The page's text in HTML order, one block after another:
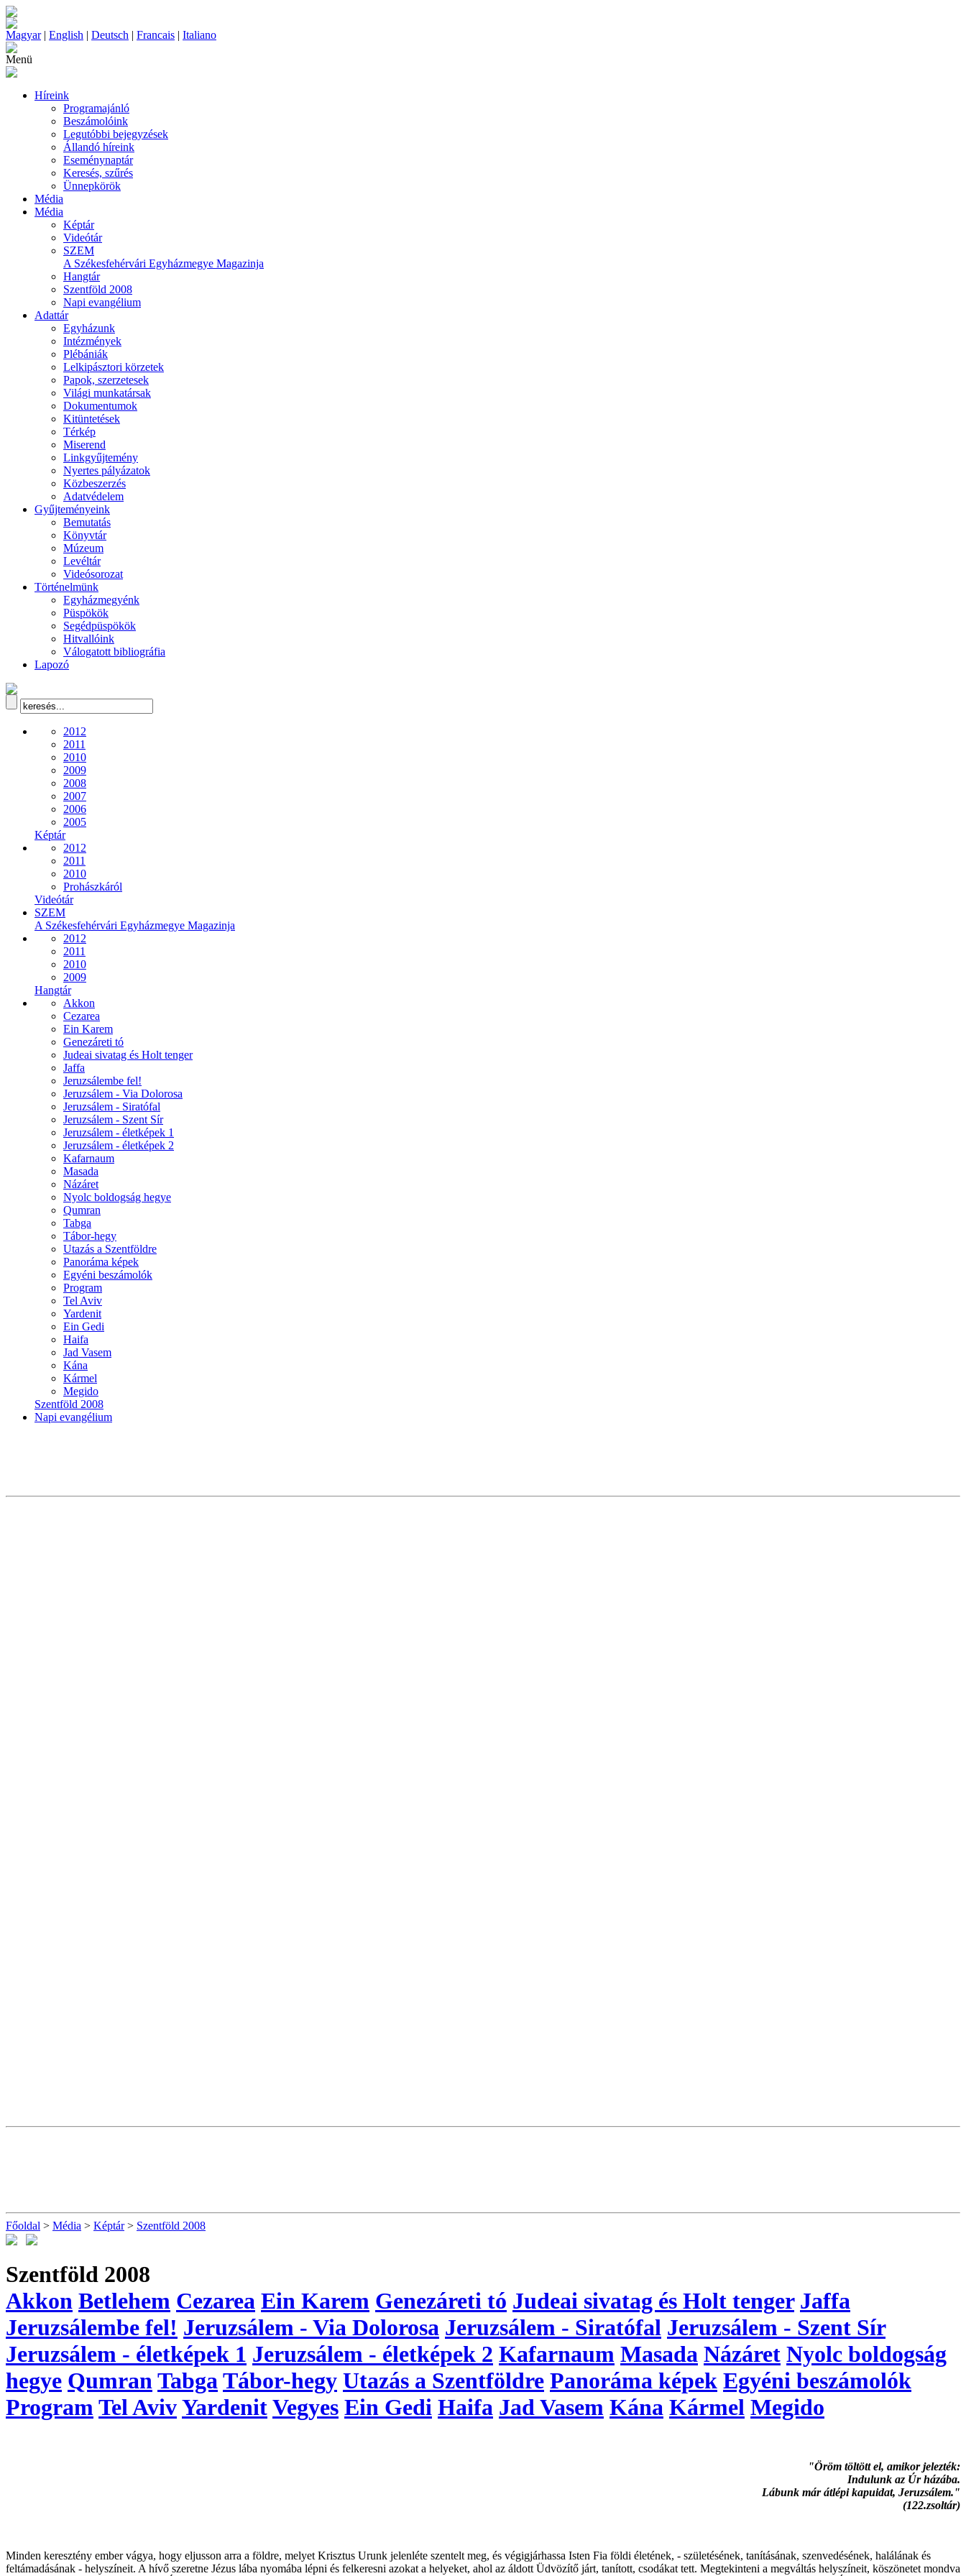
Magyar| English | Deutsch | Francais | Italiano
Menü
Híreink
Programajánló
Beszámolóink
Legutóbbi bejegyzések
Állandó híreink
Eseménynaptár
Keresés, szűrés
Ünnepkörök
Média
Média
Képtár
Videótár
SZEM
A Székesfehérvári Egyházmegye Magazinja
Hangtár
Szentföld 2008
Napi evangélium
Adattár
Egyházunk
Intézmények
Plébániák
Lelkipásztori körzetek
Papok, szerzetesek
Világi munkatársak
Dokumentumok
Kitüntetések
Térkép
Miserend
Linkgyűjtemény
Nyertes pályázatok
Közbeszerzés
Adatvédelem
Gyűjteményeink
Bemutatás
Könyvtár
Múzeum
Levéltár
Videósorozat
Történelmünk
Egyházmegyénk
Püspökök
Segédpüspökök
Hitvallóink
Válogatott bibliográfia
Lapozó
2012
2011
2010
2009
2008
2007
2006
2005
Képtár
2012
2011
2010
Prohászkáról
Videótár
SZEM
A Székesfehérvári Egyházmegye Magazinja
2012
2011
2010
2009
Hangtár
Akkon
Cezarea
Ein Karem
Genezáreti tó
Judeai sivatag és Holt tenger
Jaffa
Jeruzsálembe fel!
Jeruzsálem - Via Dolorosa
Jeruzsálem - Siratófal
Jeruzsálem - Szent Sír
Jeruzsálem - életképek 1
Jeruzsálem - életképek 2
Kafarnaum
Masada
Názáret
Nyolc boldogság hegye
Qumran
Tabga
Tábor-hegy
Utazás a Szentföldre
Panoráma képek
Egyéni beszámolók
Program
Tel Aviv
Yardenit
Ein Gedi
Haifa
Jad Vasem
Kána
Kármel
Megido
Szentföld 2008
Napi evangélium
Főoldal > Média > Képtár> Szentföld 2008
Szentföld 2008
Akkon Betlehem Cezarea Ein Karem Genezáreti tó Judeai sivatag és Holt tenger Jaffa
Jeruzsálembe fel! Jeruzsálem - Via Dolorosa Jeruzsálem - Siratófal Jeruzsálem - Szent Sír
Jeruzsálem - életképek 1 Jeruzsálem - életképek 2 Kafarnaum Masada Názáret Nyolc boldogság
hegye Qumran Tabga Tábor-hegy Utazás a Szentföldre Panoráma képek Egyéni beszámolók
Program Tel AvivYardenitVegyes Ein Gedi Haifa Jad Vasem Kána Kármel Megido
"Öröm töltött el, amikor jelezték:
Indulunk az Úr házába.
Lábunk már átlépi kapuidat, Jeruzsálem."
(122.zsoltár)
Minden keresztény ember vágya, hogy eljusson arra a földre, melyet Krisztus Urunk jelenléte szentelt meg, és végigjárhassa Isten Fia földi életének, - születésének, tanításának, szenvedésének, halálának és
feltámadásának - helyszíneit. A hívő szeretne Jézus lába nyomába lépni és felkeresni azokat a helyeket, ahol az áldott Üdvözítő járt, tanított, csodákat tett. Megtekinteni a megváltás helyszíneit, köszönetet mondva